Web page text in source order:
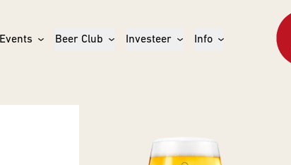
Events Beer Club Investeer Info